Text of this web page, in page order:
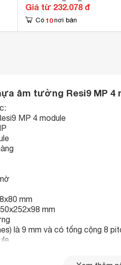
Giá từ 232.078 đ
Có 10 nơi bán
âm tường Resi9 MP 4
MP 4 module
mm
mm
là 9 mm và có tổng cộng 8